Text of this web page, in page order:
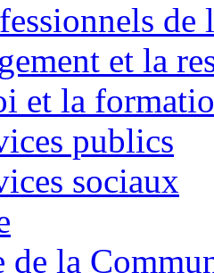
de
et la
et la
publics
sociaux
de la